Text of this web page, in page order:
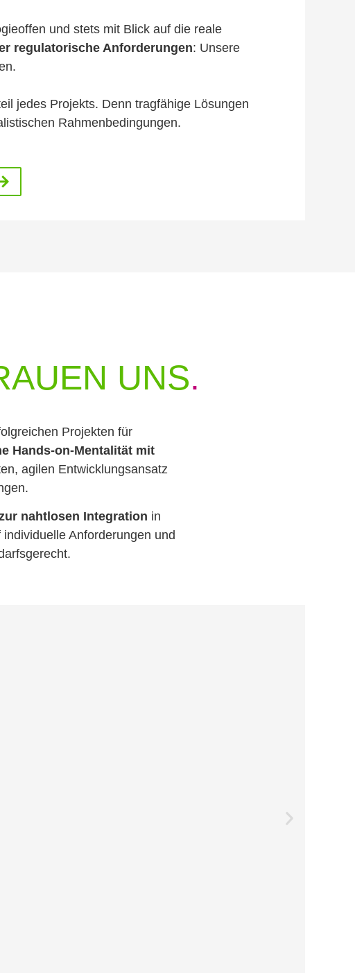
und stets mit Blick auf die reale
regulatorische Anforderungen: Unsere
jedes Projekts. Denn tragfähige Lösungen
Rahmenbedingungen.
UNS.
Projekten für
Hands-on-Mentalität mit
agilen Entwicklungsansatz
nahtlosen Integration in
Anforderungen und